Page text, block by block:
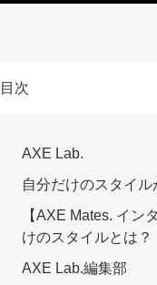
目次
AXE Lab.
自分だけのスタイ
【AXE Mates. イン
けのスタイルとは？
AXE Lab.編集部